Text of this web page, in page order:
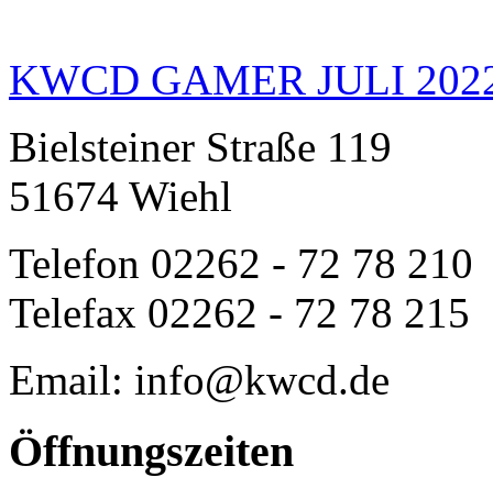
KWCD GAMER JULI
Bielsteiner Straße 119
51674 Wiehl
Telefon 02262 - 72 78 210
Telefax 02262 - 72 78 215
Email: info@kwcd.de
Öffnungszeiten